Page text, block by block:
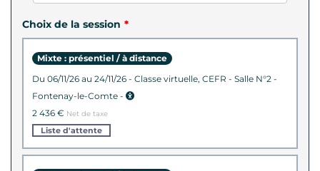
Choix de la session
Mixte : présentiel / à distance
du 06/11/26 au 24/11/26 - Classe virtuelle, CEFR - Salle N°2 -
Fontenay-le-Comte -
2 436 € Net de taxe
Liste d'attente